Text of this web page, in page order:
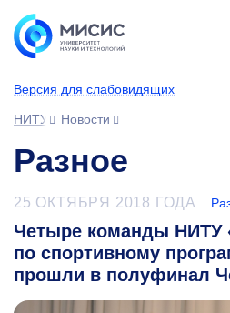
Версия для слабовидящих
НИТУ МИСИС
Новости
Разное
25 ОКТЯБРЯ 2018 ГОДА
Четыре команды НИТУ
по спортивному
прошли в полуфинал